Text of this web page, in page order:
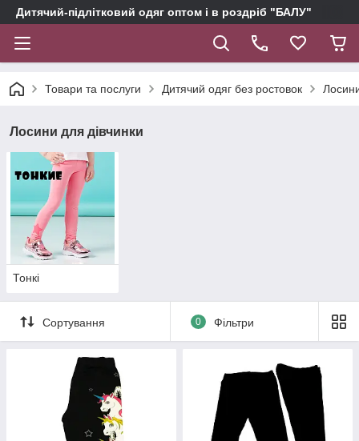
Дитячий-підлітковий одяг оптом і в роздріб "БАЛУ"
Товари та послуги Дитячий одяг без ростовок
Лосини для дівчинки
Тонкі
Сортування 0 Фільтри